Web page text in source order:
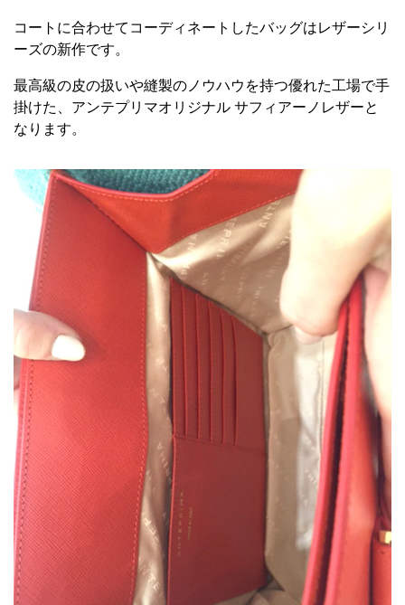
コートに合わせてコーディネートしたバッグはレザーシリ
ーズの新作です。
最高級の皮の扱いや縫製のノウハウを持つ優れた工場で手
掛けた、アンテプリマオリジナル サフィアーノレザーと
なります。